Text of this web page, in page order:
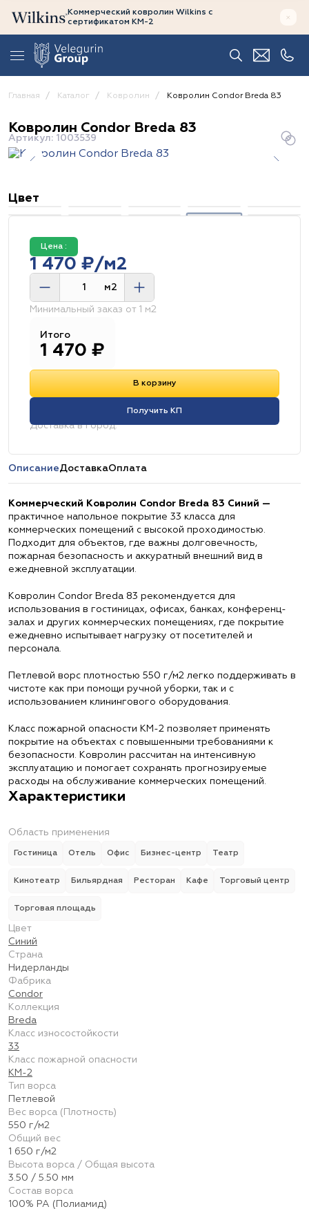
Коммерческий ковролин Wilkins с
сертификатом КМ-2
Главная Каталог Ковролин Ковролин Condor Breda 83
Ковролин Condor Breda 83
Артикул: 1003539
Цвет
Цена :
1 470 ₽/м2
м2
Минимальный заказ от 1 м2
Итого
1 470 ₽
В корзину
Получить КП
Доставка в город:
ОписаниеДоставкаОплата
Коммерческий Ковролин Condor Breda 83 Синий —
практичное напольное покрытие 33 класса для
коммерческих помещений с высокой проходимостью.
Подходит для объектов, где важны долговечность,
пожарная безопасность и аккуратный внешний вид в
ежедневной эксплуатации.
Ковролин Condor Breda 83 рекомендуется для
использования в гостиницах, офисах, банках, конференц-
залах и других коммерческих помещениях, где покрытие
ежедневно испытывает нагрузку от посетителей и
персонала.
Петлевой ворс плотностью 550 г/м2 легко поддерживать в
чистоте как при помощи ручной уборки, так и с
использованием клинингового оборудования.
Класс пожарной опасности КМ-2 позволяет применять
покрытие на объектах с повышенными требованиями к
безопасности. Ковролин рассчитан на интенсивную
эксплуатацию и помогает сохранять прогнозируемые
расходы на обслуживание коммерческих помещений.
Характеристики
Область применения
Гостиница Отель Офис Бизнес-центр Театр
Кинотеатр Бильярдная Ресторан Кафе Торговый центр
Торговая площадь
Цвет
Синий
Страна
Нидерланды
Фабрика
Condor
Коллекция
Breda
Класс износостойкости
33
Класс пожарной опасности
КМ-2
Тип ворса
Петлевой
Вес ворса (Плотность)
550 г/м2
Общий вес
1 650 г/м2
Высота ворса / Общая высота
3.50 / 5.50 мм
Состав ворса
100% PA (Полиамид)